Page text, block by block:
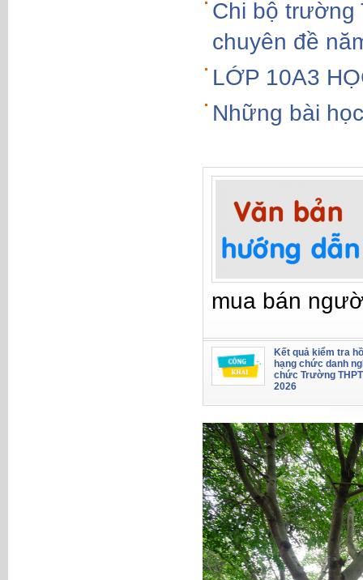
Chi bộ trường
chuyên đề
LỚP 10A3
Những bài
mua bán
Kết quả kiểm tra
hạng chức danh
chức Trường
2026